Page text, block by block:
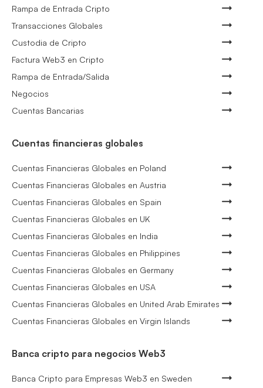
Rampa de Entrada Cripto
Transacciones Globales
Custodia de Cripto
Factura Web3 en Cripto
Rampa de Entrada/Salida
Negocios
Cuentas Bancarias
Cuentas financieras globales
Cuentas Financieras Globales en Poland
Cuentas Financieras Globales en Austria
Cuentas Financieras Globales en Spain
Cuentas Financieras Globales en UK
Cuentas Financieras Globales en India
Cuentas Financieras Globales en Philippines
Cuentas Financieras Globales en Germany
Cuentas Financieras Globales en USA
Cuentas Financieras Globales en United Arab Emirates
Cuentas Financieras Globales en Virgin Islands
Banca cripto para negocios Web3
Banca Cripto para Empresas Web3 en Sweden